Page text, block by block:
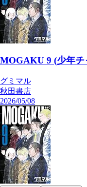
MOGAKU 9 (少年チ
グミマル
秋田書店
2026/05/08